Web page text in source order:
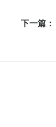
下一篇：